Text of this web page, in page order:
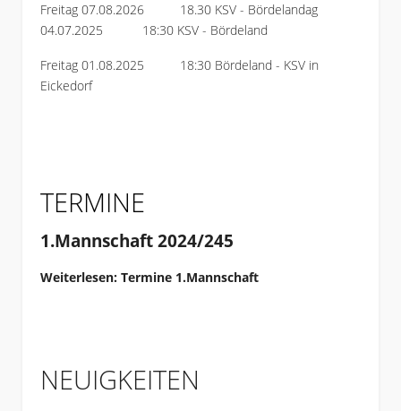
Freitag 07.08.2026 18.30 KSV - Bördelandag
04.07.2025 18:30 KSV - Bördeland
Freitag 01.08.2025 18:30 Bördeland - KSV in
Eickedorf
TERMINE
1.Mannschaft 2024/245
Weiterlesen: Termine 1.Mannschaft
NEUIGKEITEN